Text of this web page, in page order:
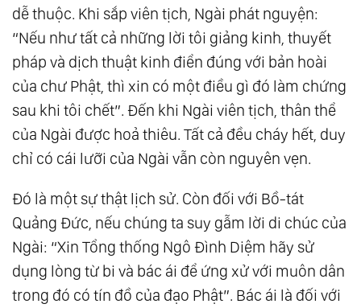
dễ thuộc. Khi sắp viên tịch, Ngài phát nguyện:
“Nếu như tất cả những lời tôi giảng kinh, thuyết
pháp và dịch thuật kinh điển đúng với bản hoài
của chư Phật, thì xin có một điều gì đó làm chứng
sau khi tôi chết”. Đến khi Ngài viên tịch, thân thể
của Ngài được hoả thiêu. Tất cả đều cháy hết, duy
chỉ có cái lưỡi của Ngài vẫn còn nguyên vẹn.
Đó là một sự thật lịch sử. Còn đối với Bồ-tát
Quảng Đức, nếu chúng ta suy gẫm lời di chúc của
Ngài: “Xin Tổng thống Ngô Đình Diệm hãy sử
dụng lòng từ bi và bác ái để ứng xử với muôn dân
trong đó có tín đồ của đạo Phật”. Bác ái là đối với